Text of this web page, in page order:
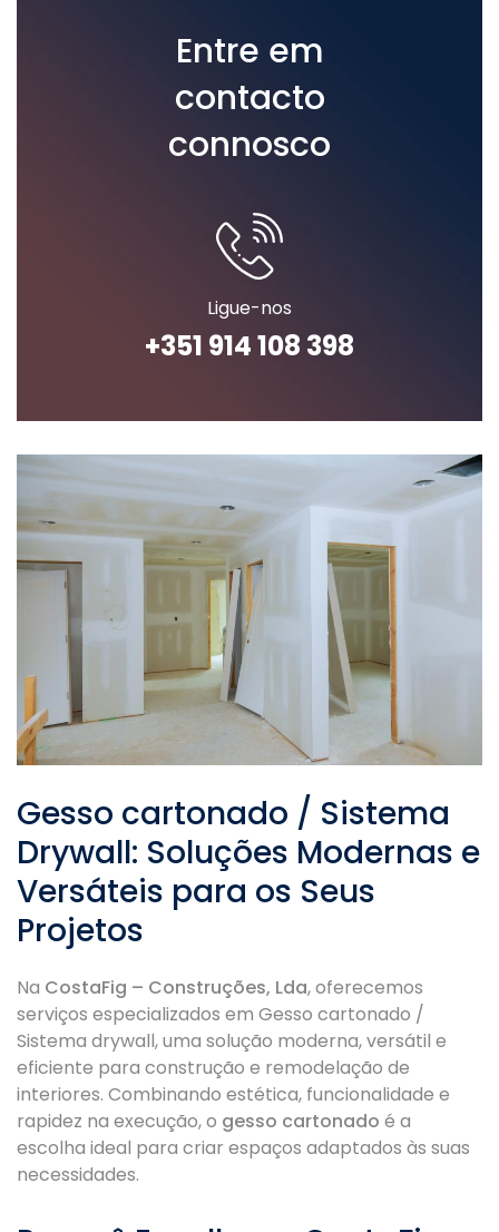
Entre em
contacto
connosco
Ligue-nos
+351 914 108 398
Gesso cartonado / Sistema
Drywall: Soluções Modernas e
Versáteis para os Seus
Projetos
Na CostaFig – Construções, Lda, oferecemos
serviços especializados em Gesso cartonado /
Sistema drywall, uma solução moderna, versátil e
eficiente para construção e remodelação de
interiores. Combinando estética, funcionalidade e
rapidez na execução, o gesso cartonado é a
escolha ideal para criar espaços adaptados às suas
necessidades.